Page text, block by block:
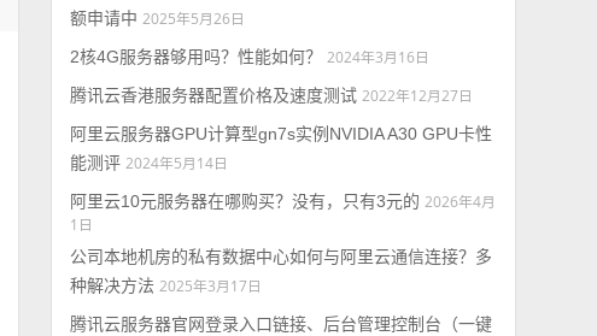
额申请中 2025年5月26日
2核4G服务器够用吗？性能如何？
2024年3月16日
腾讯云香港服务器配置价格及速度测试 2022年12月27日
阿里云服务器GPU计算型gn7s实例NVIDIA A30 GPU卡性
能测评 2024年5月14日
阿里云10元服务器在哪购买？没有，只有3元的 2026年4月
1日
公司本地机房的私有数据中心如何与阿里云通信连接？多
种解决方法 2025年3月17日
腾讯云服务器官网登录入口链接、后台管理控制台（一键